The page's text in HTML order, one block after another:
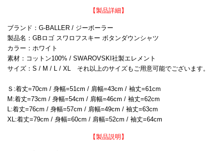
【製品詳細】
ブランド：G-BALLER / ジーボーラー
製品名：GBロゴ スワロフスキー ボタンダウンシャツ
カラー：ホワイト
素材：コットン100% / SWAROVSKI社製エレメント
サイズ：S / M / L / XL それ以上のサイズもご用意可能でございます。
Ｓ:着丈=70cm / 身幅=51cm / 肩幅=43cm / 袖丈=61cm
M:着丈=73cm / 身幅=54cm / 肩幅=46cm / 袖丈=62cm
L:着丈=76cm / 身幅=57cm / 肩幅=49cm / 袖丈=63cm
XL:着丈=79cm / 身幅=60cm / 肩幅=52cm / 袖丈=64cm
【製品説明】